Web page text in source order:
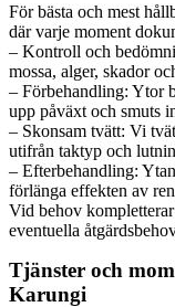
För bästa och mest
där varje moment
– Kontroll och
mossa, alger, skador
– Förbehandling: Ytor
upp påväxt och smuts
– Skonsam tvätt: Vi
utifrån taktyp och
– Efterbehandling:
förlänga effekten av
Vid behov
eventuella
Tjänster och
Karungi